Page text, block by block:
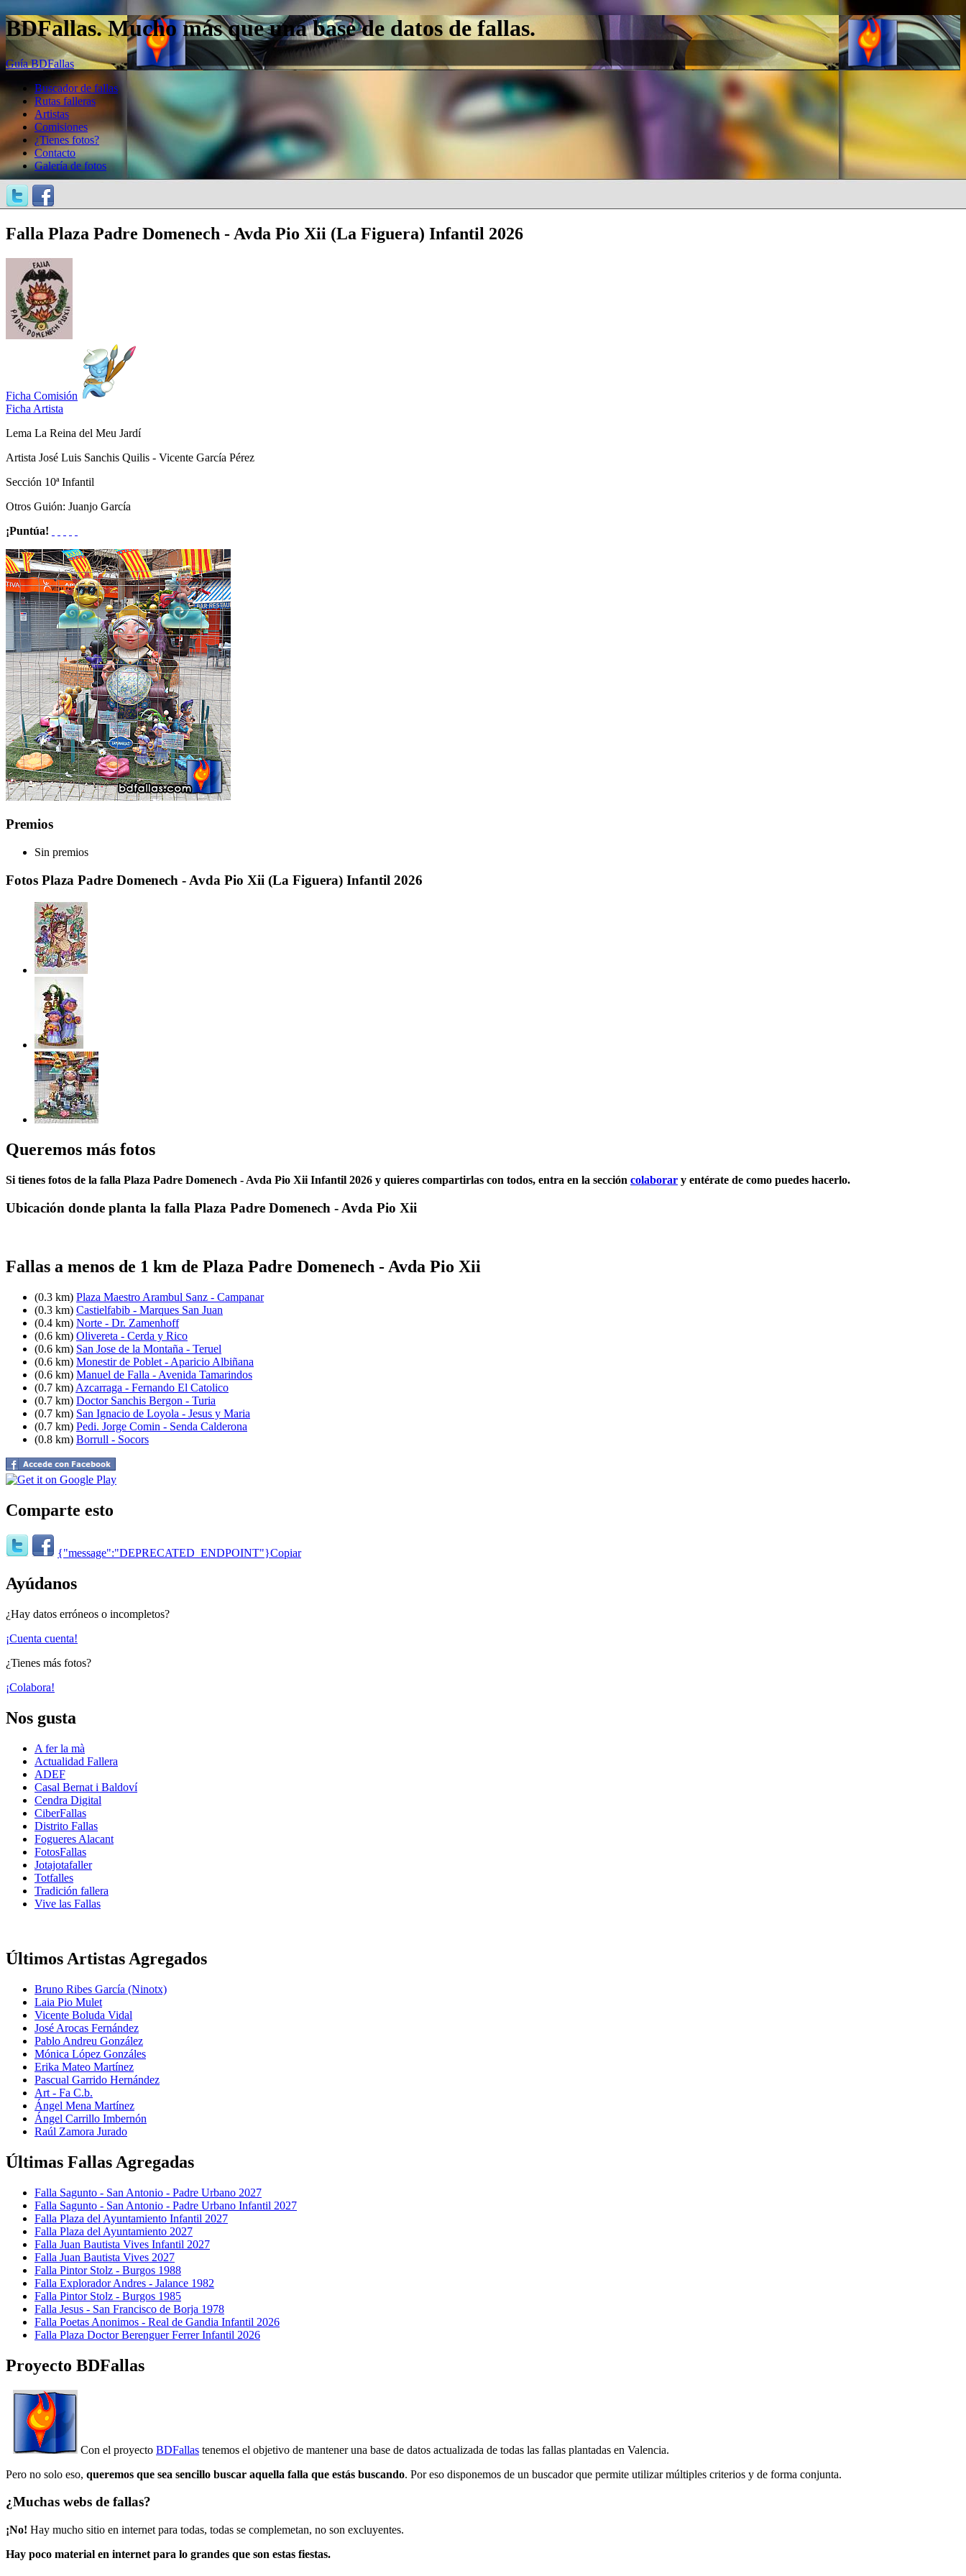
BDFallas. Mucho más que una base de datos de fallas.
Guía BDFallas
Buscador de fallas
Rutas falleras
Artistas
Comisiones
¿Tienes fotos?
Contacto
Galería de fotos
Falla Plaza Padre Domenech - Avda Pio Xii (La Figuera) Infantil 2026
Ficha Comisión
Ficha Artista
Lema La Reina del Meu Jardí
Artista José Luis Sanchis Quilis - Vicente García Pérez
Sección 10ª Infantil
Otros Guión: Juanjo García
¡Puntúa!
Premios
Sin premios
Fotos Plaza Padre Domenech - Avda Pio Xii (La Figuera) Infantil 2026
Queremos más fotos
Si tienes fotos de la falla Plaza Padre Domenech - Avda Pio Xii Infantil 2026 y quieres compartirlas con todos, entra en la sección colaborar y entérate de como puedes hacerlo.
Ubicación donde planta la falla Plaza Padre Domenech - Avda Pio Xii
Fallas a menos de 1 km de Plaza Padre Domenech - Avda Pio Xii
(0.3 km) Plaza Maestro Arambul Sanz - Campanar
(0.3 km) Castielfabib - Marques San Juan
(0.4 km) Norte - Dr. Zamenhoff
(0.6 km) Olivereta - Cerda y Rico
(0.6 km) San Jose de la Montaña - Teruel
(0.6 km) Monestir de Poblet - Aparicio Albiñana
(0.6 km) Manuel de Falla - Avenida Tamarindos
(0.7 km) Azcarraga - Fernando El Catolico
(0.7 km) Doctor Sanchis Bergon - Turia
(0.7 km) San Ignacio de Loyola - Jesus y Maria
(0.7 km) Pedi. Jorge Comin - Senda Calderona
(0.8 km) Borrull - Socors
Comparte esto
{"message":"DEPRECATED_ENDPOINT"}Copiar
Ayúdanos
¿Hay datos erróneos o incompletos?
¡Cuenta cuenta!
¿Tienes más fotos?
¡Colabora!
Nos gusta
A fer la mà
Actualidad Fallera
ADEF
Casal Bernat i Baldoví
Cendra Digital
CiberFallas
Distrito Fallas
Fogueres Alacant
FotosFallas
Jotajotafaller
Totfalles
Tradición fallera
Vive las Fallas
Últimos Artistas Agregados
Bruno Ribes García (Ninotx)
Laia Pio Mulet
Vicente Boluda Vidal
José Arocas Fernández
Pablo Andreu González
Mónica López Gonzáles
Erika Mateo Martínez
Pascual Garrido Hernández
Art - Fa C.b.
Ángel Mena Martínez
Ángel Carrillo Imbernón
Raúl Zamora Jurado
Últimas Fallas Agregadas
Falla Sagunto - San Antonio - Padre Urbano 2027
Falla Sagunto - San Antonio - Padre Urbano Infantil 2027
Falla Plaza del Ayuntamiento Infantil 2027
Falla Plaza del Ayuntamiento 2027
Falla Juan Bautista Vives Infantil 2027
Falla Juan Bautista Vives 2027
Falla Pintor Stolz - Burgos 1988
Falla Explorador Andres - Jalance 1982
Falla Pintor Stolz - Burgos 1985
Falla Jesus - San Francisco de Borja 1978
Falla Poetas Anonimos - Real de Gandia Infantil 2026
Falla Plaza Doctor Berenguer Ferrer Infantil 2026
Proyecto BDFallas
Con el proyecto BDFallas tenemos el objetivo de mantener una base de datos actualizada de todas las fallas plantadas en Valencia.
Pero no solo eso, queremos que sea sencillo buscar aquella falla que estás buscando. Por eso disponemos de un buscador que permite utilizar múltiples criterios y de forma conjunta.
¿Muchas webs de fallas?
¡No! Hay mucho sitio en internet para todas, todas se complemetan, no son excluyentes.
Hay poco material en internet para lo grandes que son estas fiestas.